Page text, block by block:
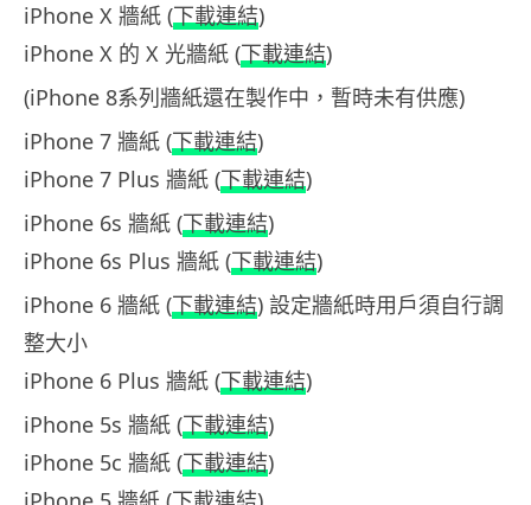
iPhone X 牆紙 (下載連結)
iPhone X 的 X 光牆紙 (下載連結)
(iPhone 8系列牆紙還在製作中，暫時未有供應)
iPhone 7 牆紙 (下載連結)
iPhone 7 Plus 牆紙 (下載連結)
iPhone 6s 牆紙 (下載連結)
iPhone 6s Plus 牆紙 (下載連結)
iPhone 6 牆紙 (下載連結) 設定牆紙時用戶須自行調
整大小
iPhone 6 Plus 牆紙 (下載連結)
iPhone 5s 牆紙 (下載連結)
iPhone 5c 牆紙 (下載連結)